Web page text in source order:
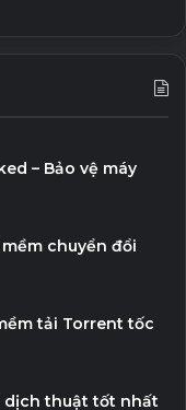
– Bảo vệ máy
chuyển đổi
tải Torrent tốc
dịch thuật tốt nhất